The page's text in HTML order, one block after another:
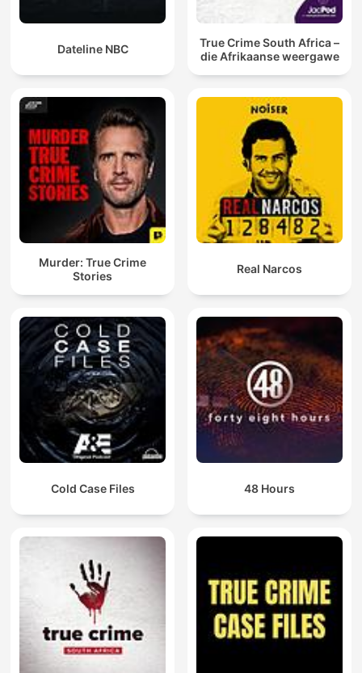
Dateline NBC
True Crime South Africa –
die Afrikaanse weergawe
Murder: True Crime
Stories
Real Narcos
Cold Case Files 48 Hours